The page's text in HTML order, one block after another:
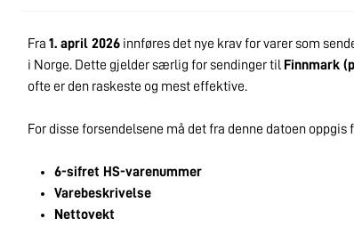
Fra 1. april 2026 innføres det nye krav for varer som
i Norge. Dette gjelder særlig for sendinger til Finnmark
ofte er den raskeste og mest effektive.
For disse forsendelsene må det fra denne datoen
6-sifret HS-varenummer
Varebeskrivelse
Nettovekt